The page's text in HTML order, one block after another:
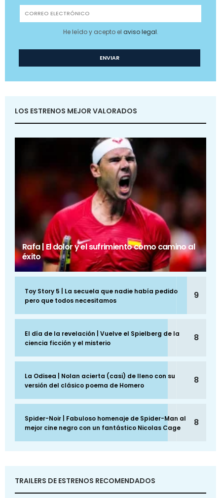
He leído y acepto el aviso legal.
LOS ESTRENOS MEJOR VALORADOS
Rafa | El dolor y el sufrimiento como camino al
éxito
Toy Story 5 | La secuela que nadie había pedido
pero que todos necesitamos
9
El día de la revelación | Vuelve el Spielberg de la
ciencia ficción y el misterio
8
La Odisea | Nolan acierta (casi) de lleno con su
versión del clásico poema de Homero
8
Spider-Noir | Fabuloso homenaje de Spider-Man al
mejor cine negro con un fantástico Nicolas Cage
8
TRAILERS DE ESTRENOS RECOMENDADOS